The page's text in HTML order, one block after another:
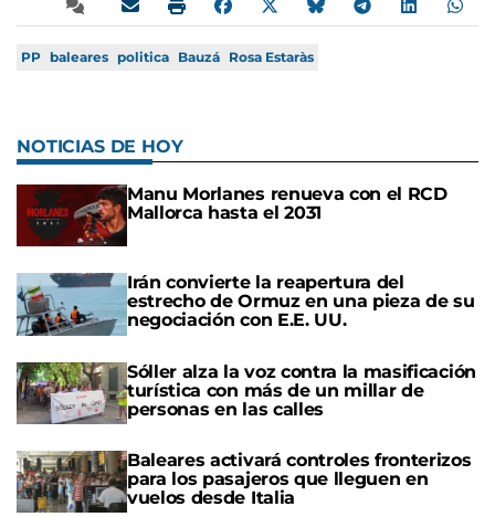
PP baleares politica Bauzá Rosa Estaràs
NOTICIAS DE HOY
Manu Morlanes renueva con el RCD
Mallorca hasta el 2031
Irán convierte la reapertura del
estrecho de Ormuz en una pieza de su
negociación con E.E. UU.
Sóller alza la voz contra la masificación
turística con más de un millar de
personas en las calles
Baleares activará controles fronterizos
para los pasajeros que lleguen en
vuelos desde Italia